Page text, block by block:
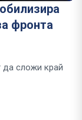
фронта
да сложи край